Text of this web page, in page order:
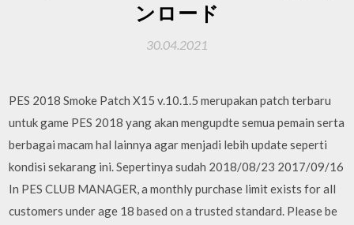
ンロード
30.04.2021
PES 2018 Smoke Patch X15 v.10.1.5 merupakan patch terbaru
untuk game PES 2018 yang akan mengupdte semua pemain serta
berbagai macam hal lainnya agar menjadi lebih update seperti
kondisi sekarang ini. Sepertinya sudah 2018/08/23 2017/09/16
In PES CLUB MANAGER, a monthly purchase limit exists for all
customers under age 18 based on a trusted standard. Please be